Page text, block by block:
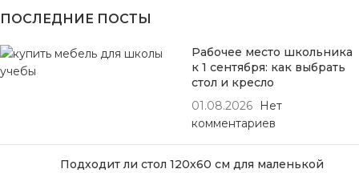
ПОСЛЕДНИЕ ПОСТЫ
Рабочее место школьника
к 1 сентября: как выбрать
стол и кресло
01.08.2026
Нет
комментариев
Подходит ли стол 120х60 см для маленькой